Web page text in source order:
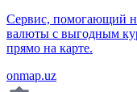
Сервис, помогающий
валюты с выгодным
прямо на карте.
onmap.uz